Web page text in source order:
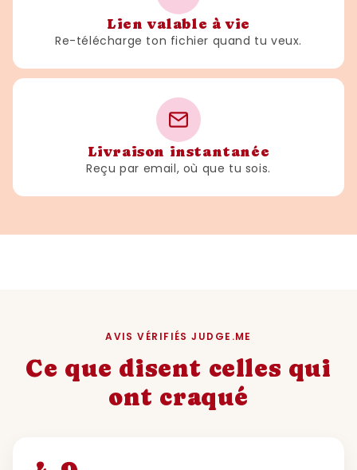
Lien valable à vie
Re-télécharge ton fichier quand tu veux.
Livraison instantanée
Reçu par email, où que tu sois.
AVIS VÉRIFIÉS JUDGE.ME
Ce que disent celles qui
ont craqué